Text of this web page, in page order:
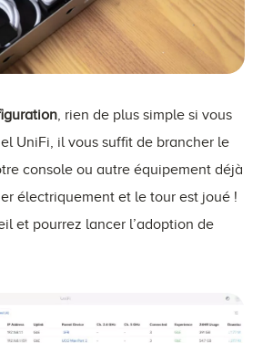
, rien de plus simple si vous
UniFi, il vous suffit de brancher le
console ou autre équipement déjà
électriquement et le tour est joué !
et pourrez lancer l’adoption de